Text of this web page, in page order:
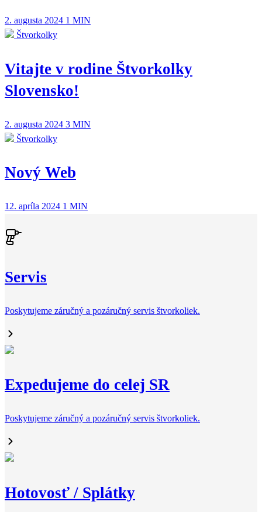
2. augusta 2024 1 MIN
Štvorkolky
Vitajte v rodine Štvorkolky
Slovensko!
2. augusta 2024 3 MIN
Štvorkolky
Nový Web
12. apríla 2024 1 MIN
Servis
Poskytujeme záručný a pozáručný servis štvorkoliek.
Expedujeme do celej SR
Poskytujeme záručný a pozáručný servis štvorkoliek.
Hotovosť / Splátky